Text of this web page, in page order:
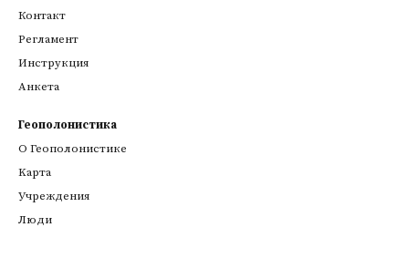
Контакт
Регламент
Инструкция
Анкета
Геополонистика
О Геополонистике
Kарта
Учреждения
Люди